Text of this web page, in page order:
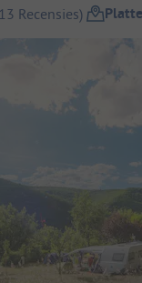
Recensies)